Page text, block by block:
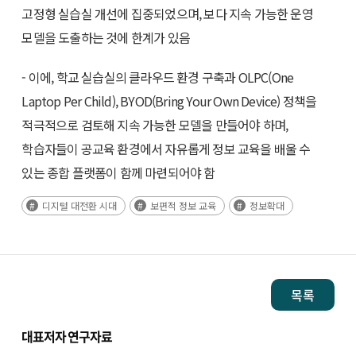
고정형 실습실 개선에 집중되었으며, 보다 지속 가능한 운영
모델을 도출하는 것에 한계가 있음
- 이에, 학교 실습실의 클라우드 환경 구축과 OLPC(One
Laptop Per Child), BYOD(Bring Your Own Device) 정책을
적극적으로 검토해 지속 가능한 모델을 만들어야 하며,
학습자들이 공교육 환경에서 자유롭게 정보 교육을 배울 수
있는 종합 플랫폼이 함께 마련되어야 함
디지털 대전환 시대 보편적 정보 교육 정보확대
목록
대표저자 연구자료